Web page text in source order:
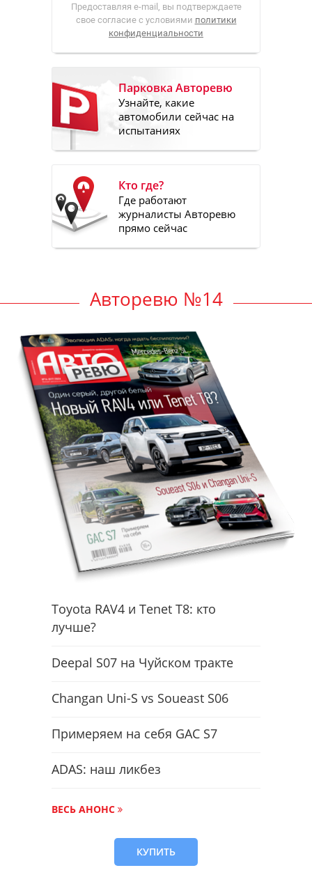
Предоставляя e-mail, вы подтверждаете
свое согласие с условиями политики
конфиденциальности
Парковка Авторевю
Узнайте, какие
автомобили сейчас на
испытаниях
Кто где?
Где работают
журналисты Авторевю
прямо сейчас
Авторевю №14
Toyota RAV4 и Tenet T8: кто
лучше?
Deepal S07 на Чуйском тракте
Changan Uni-S vs Soueast S06
Примеряем на себя GAC S7
ADAS: наш ликбез
ВЕСЬ АНОНС
КУПИТЬ